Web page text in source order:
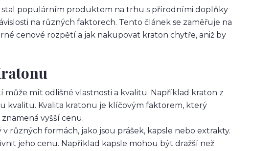
stal populárním produktem na trhu s přírodními doplňky
na různých faktorech. Tento článek se zaměřuje na
cenové rozpětí a jak nakupovat kraton chytře, aniž by
může mít odlišné vlastnosti a kvalitu. Například kraton z
kvalitu. Kvalita kratonu je klíčovým faktorem, který
vyšší cenu.
různých formách, jako jsou prášek, kapsle nebo extrakty.
jeho cenu. Například kapsle mohou být dražší než